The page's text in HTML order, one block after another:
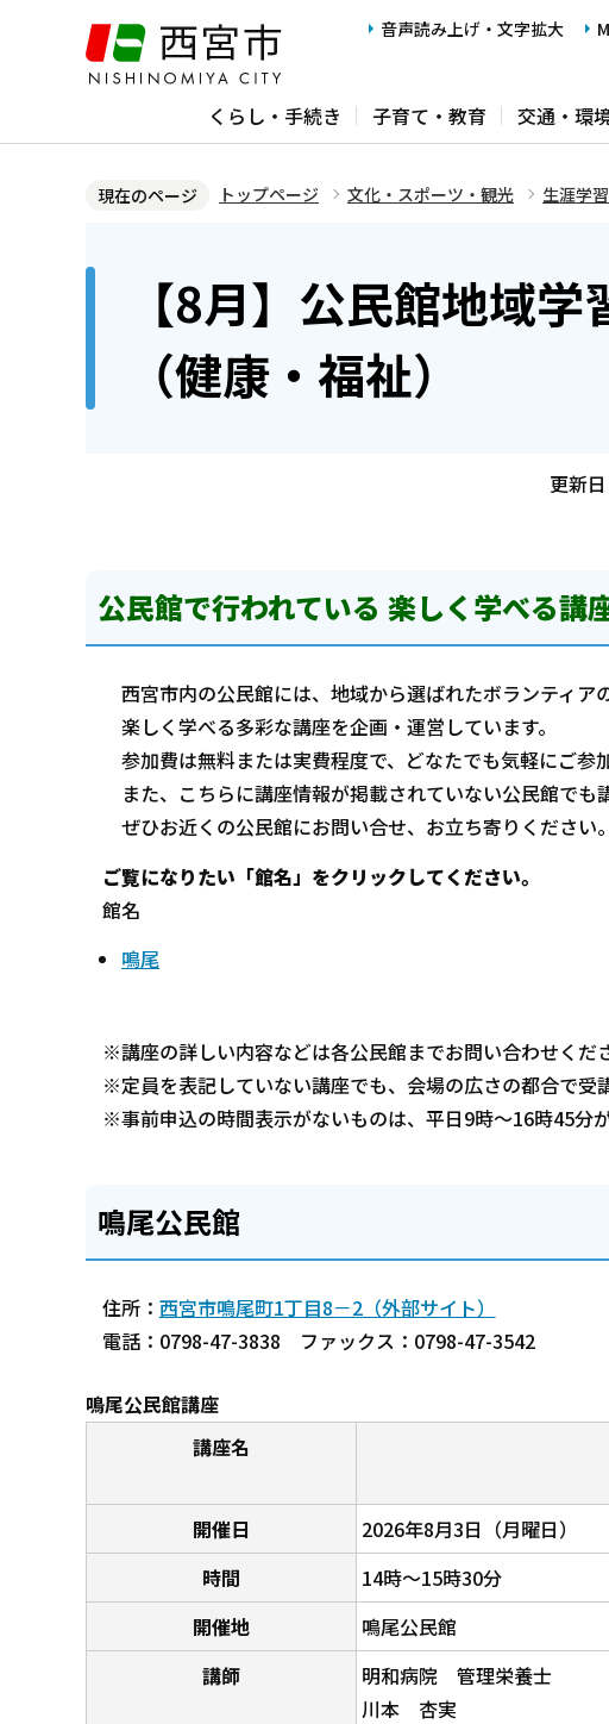
ジ
音声読み上げ・文字拡大
くらし・手続き 子育て・教育 交通・環
現在のページ トップページ 文化・スポーツ・観光 生涯学習
【8月】公民館地域
（健康・福祉）
更新
公民館で行われている 楽しく学べる講
西宮市内の公民館には、地域から選ばれたボランティア
楽しく学べる多彩な講座を企画・運営しています。
参加費は無料または実費程度で、どなたでも気軽にご参
また、こちらに講座情報が掲載されていない公民館でも
ぜひお近くの公民館にお問い合せ、お立ち寄りください。
ご覧になりたい「館名」をクリックしてください。
館名
鳴尾
※講座の詳しい内容などは各公民館までお問い合わせくだ
※定員を表記していない講座でも、会場の広さの都合で受
※事前申込の時間表示がないものは、平日9時～16時45分が
鳴尾公民館
住所： 西宮市鳴尾町1丁目8－2（外部サイト）
電話：0798-47-3838 ファックス：0798-47-3542
鳴尾公民館講座
講座名
開催日
2026年8月3日（月曜日）
時間
14時～15時30分
開催地
鳴尾公民館
講師
明和病院 管理栄養士
川本 杏実